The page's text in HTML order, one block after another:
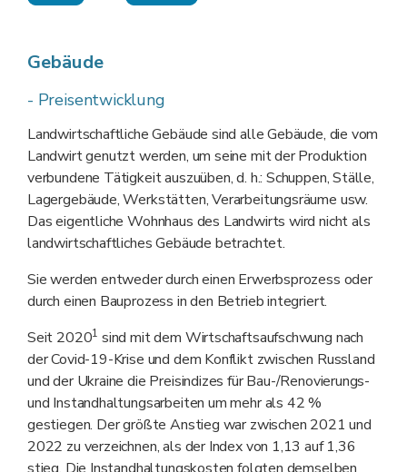
Gebäude
- Preisentwicklung
Landwirtschaftliche Gebäude sind alle Gebäude, die vom
Landwirt genutzt werden, um seine mit der Produktion
verbundene Tätigkeit auszuüben, d. h.: Schuppen, Ställe,
Lagergebäude, Werkstätten, Verarbeitungsräume usw.
Das eigentliche Wohnhaus des Landwirts wird nicht als
landwirtschaftliches Gebäude betrachtet.
Sie werden entweder durch einen Erwerbsprozess oder
durch einen Bauprozess in den Betrieb integriert.
Seit 20201 sind mit dem Wirtschaftsaufschwung nach
der Covid-19-Krise und dem Konflikt zwischen Russland
und der Ukraine die Preisindizes für Bau-/Renovierungs-
und Instandhaltungsarbeiten um mehr als 42 %
gestiegen. Der größte Anstieg war zwischen 2021 und
2022 zu verzeichnen, als der Index von 1,13 auf 1,36
stieg. Die Instandhaltungskosten folgten demselben